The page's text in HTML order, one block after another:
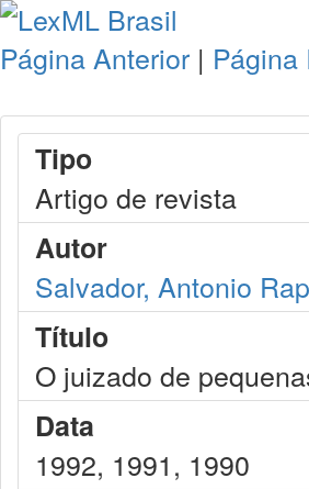
Página Anterior | Página
Tipo
Artigo de revista
Autor
Salvador, Antonio
Título
O juizado de
Data
1992, 1991, 1990